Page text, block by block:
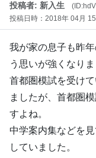
投稿者: 新入生
投稿日時：2018年 04月
我が家の息子も昨
う思いが強くなりま
首都圏模試を受け
ましたが、首都圏
すよね。
中学案内集などを
していました。